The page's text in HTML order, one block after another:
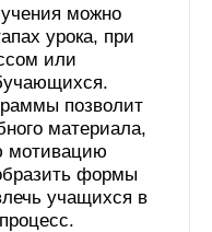
можно
урока, при
или
позволит
материала,
мотивацию
формы
учащихся в